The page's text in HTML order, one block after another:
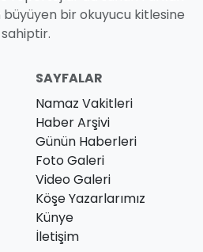
bir okuyucu kitlesine
sahiptir.
SAYFALAR
Namaz Vakitleri
Haber Arşivi
Günün Haberleri
Foto Galeri
Video Galeri
Köşe Yazarlarımız
Künye
İletişim